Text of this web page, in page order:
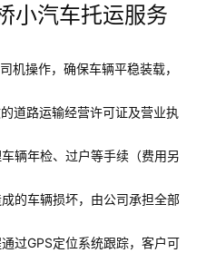
小汽车托运服务
机操作，确保车辆平稳装载，
道路运输经营许可证及营业执
辆年检、过户等手续（费用另
的车辆损坏，由公司承担全部
过GPS定位系统跟踪，客户可